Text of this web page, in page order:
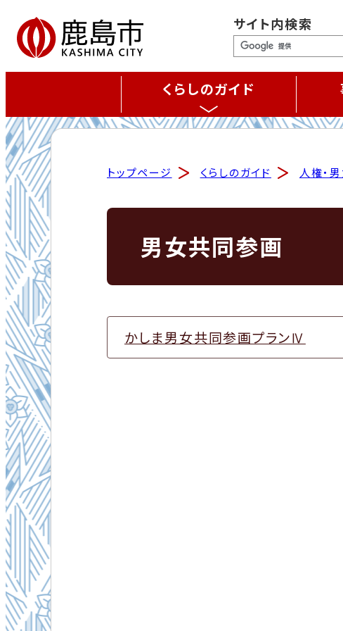
サイト内検索
くらしのガイド
トップページ くらしのガイド 人権・
男女共同参画
かしま男女共同参画プランⅣ